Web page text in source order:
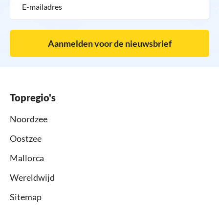
Aanmelden voor de nieuwsbrief
Topregio's
Noordzee
Oostzee
Mallorca
Wereldwijd
Sitemap